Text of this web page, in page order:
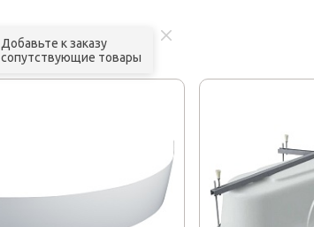
Добавьте к заказу
сопутствующие товары